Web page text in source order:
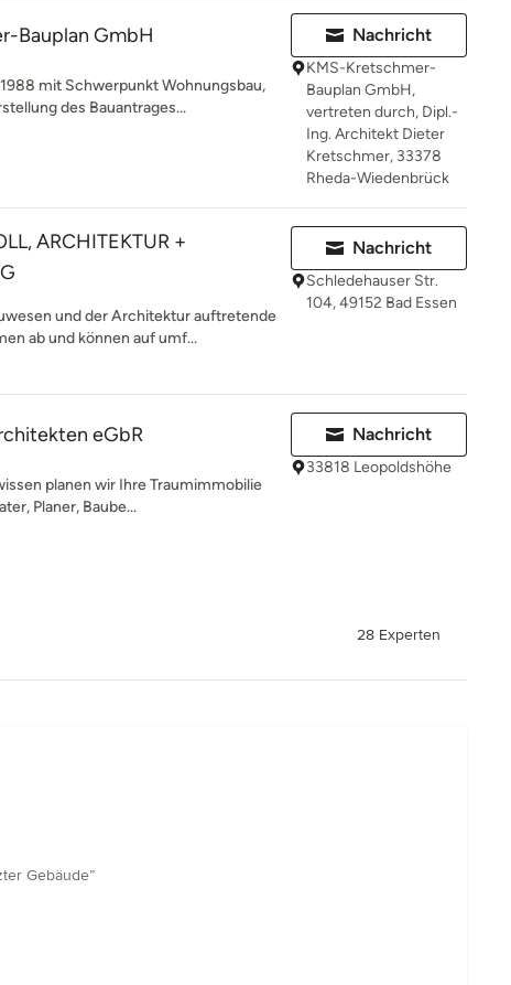
Bauplan GmbH
mit Schwerpunkt Wohnungsbau,
des Bauantrages...
Nachricht
KMS-Kretschmer-
Bauplan GmbH,
vertreten durch, Dipl.-
Ing. Architekt Dieter
Kretschmer, 33378
Rheda-Wiedenbrück
ARCHITEKTUR +
und der Architektur auftretende
ab und können auf umf...
Nachricht
Schledehauser Str.
104, 49152 Bad Essen
eGbR
planen wir Ihre Traumimmobilie
Planer, Baube...
Nachricht
33818 Leopoldshöhe
28 Experten
Gebäude”